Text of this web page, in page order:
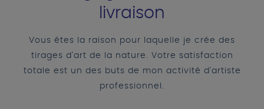
livraison
Vous êtes la raison pour laquelle je crée des
tirages d'art de la nature. Votre satisfaction
totale est un des buts de mon activité d'artiste
professionnel.